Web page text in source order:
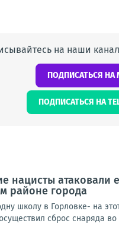
на наши
ПОДПИСАТЬСЯ НА
ПОДПИСАТЬСЯ НА
нацисты атаковали
районе города
школу в Горловке- на
сброс снаряда